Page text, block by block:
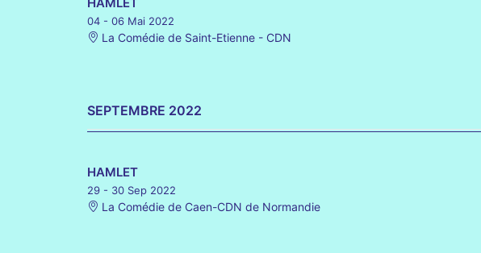
04 - 06 Mai 2022
La Comédie de Saint-Etienne - CDN
SEPTEMBRE 2022
HAMLET
29 - 30 Sep 2022
La Comédie de Caen-CDN de Normandie